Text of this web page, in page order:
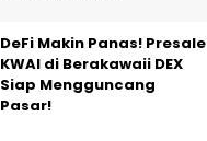
DeFi Makin Panas! Presale
KWAI di Berakawaii DEX
Siap Mengguncang
Pasar!